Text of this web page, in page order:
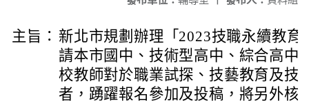
主旨： 新北市規劃辦理「2023技職永續教育
請本市國中、技術型高中、綜合高中
校教師對於職業試探、技藝教育及技
者，踴躍報名參加及投稿，將另外核